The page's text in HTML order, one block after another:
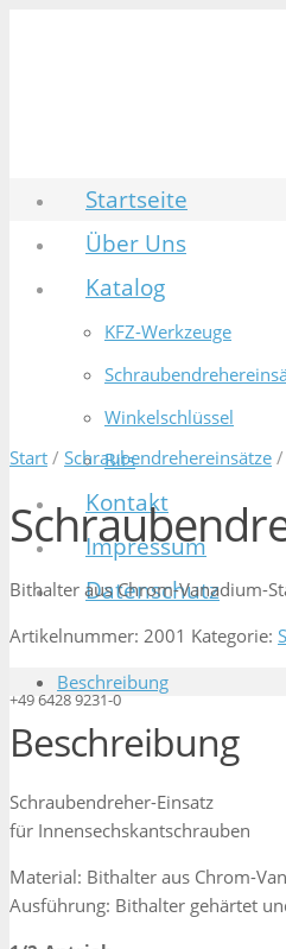
+49 6428 9231-0
Startseite
Über Uns
Katalog
KFZ-Werkzeuge
Winkelschlüssel
Bits
Kontakt
Impressum
Datenschutz
Start / Schraubendrehereinsätze /
Bithalter aus Chrom-Vanadium-
Artikelnummer: 2001 Kategorie:
Beschreibung
Beschreibung
Schraubendreher-Einsatz
für Innensechskantschrauben
Material: Bithalter aus Chrom-
Ausführung: Bithalter gehärtet